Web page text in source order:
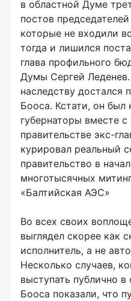
в областной Думе
постов
которые не входили
тогда и лишился
глава профильного
Думы Сергей
наследству достался
Бооса. Кстати, он был
губернаторы вместе
правительстве экс-
курировал реальный
правительство в
многотысячных
«Балтийская АЭС»
Во всех своих
выглядел скорее как
исполнитель, а не
Несколько случаев,
выступать публично в
Бооса показали, что